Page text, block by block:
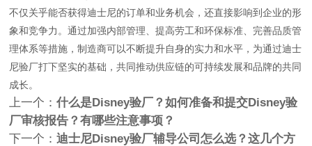
不仅关乎能否获得迪士尼的订单和业务机会，还直接影响到企业的形
象和竞争力。通过加强内部管理、提高劳工和环保标准、完善品质管
理体系等措施，制造商可以不断提升自身的实力和水平，为通过迪士
尼验厂打下坚实的基础，共同推动供应链的可持续发展和品牌的共同
成长。
上一个：什么是Disney验厂？如何准备和提交Disney验
厂审核报告？有哪些注意事项？
下一个：迪士尼Disney验厂辅导公司怎么选？这几个方